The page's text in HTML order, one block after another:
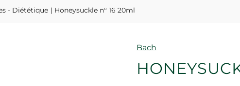
- Diététique Honeysuckle n° 16 20ml
Marque
Bach